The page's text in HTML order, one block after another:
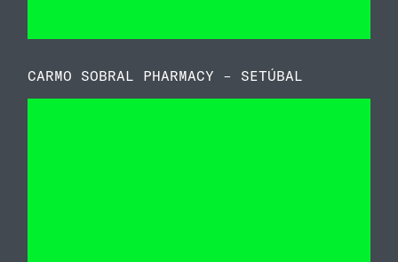
CARMO SOBRAL PHARMACY – SETÚBAL